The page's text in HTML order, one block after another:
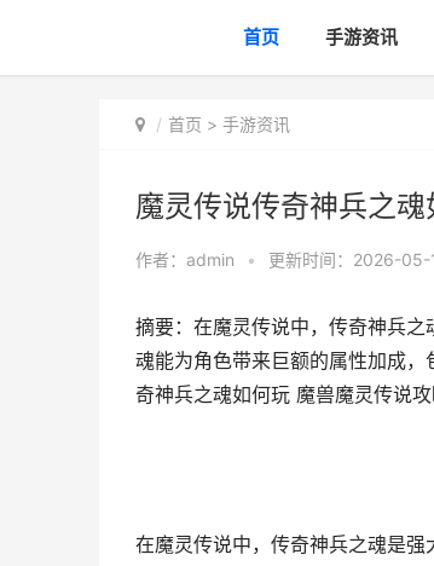
首页 手游资讯
首页 > 手游资讯
魔灵传说传奇神兵之
作者： admin • 更新时间：2026-05-
摘要：在魔灵传说中，传奇神兵
魂能为角色带来巨额的属性加成
奇神兵之魂如何玩 魔兽魔灵传说
在魔灵传说中，传奇神兵之魂是